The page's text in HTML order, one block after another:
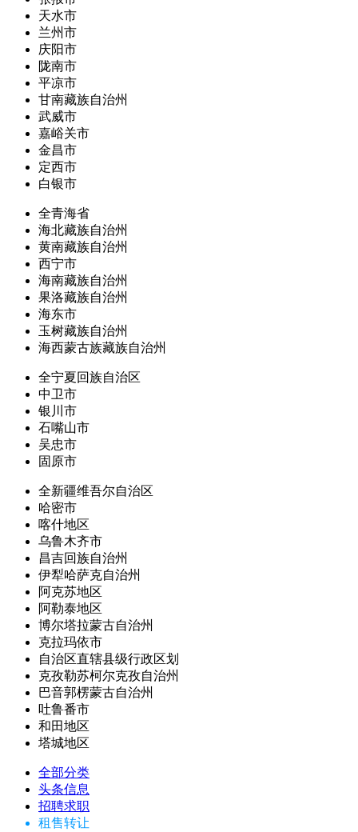
天水市
兰州市
庆阳市
陇南市
平凉市
甘南藏族自治州
武威市
嘉峪关市
金昌市
定西市
白银市
全青海省
海北藏族自治州
黄南藏族自治州
西宁市
海南藏族自治州
果洛藏族自治州
海东市
玉树藏族自治州
海西蒙古族藏族自治州
全宁夏回族自治区
中卫市
银川市
石嘴山市
吴忠市
固原市
全新疆维吾尔自治区
哈密市
喀什地区
乌鲁木齐市
昌吉回族自治州
伊犁哈萨克自治州
阿克苏地区
阿勒泰地区
博尔塔拉蒙古自治州
克拉玛依市
自治区直辖县级行政区划
克孜勒苏柯尔克孜自治州
巴音郭楞蒙古自治州
吐鲁番市
和田地区
塔城地区
全部分类
头条信息
招聘求职
租售转让